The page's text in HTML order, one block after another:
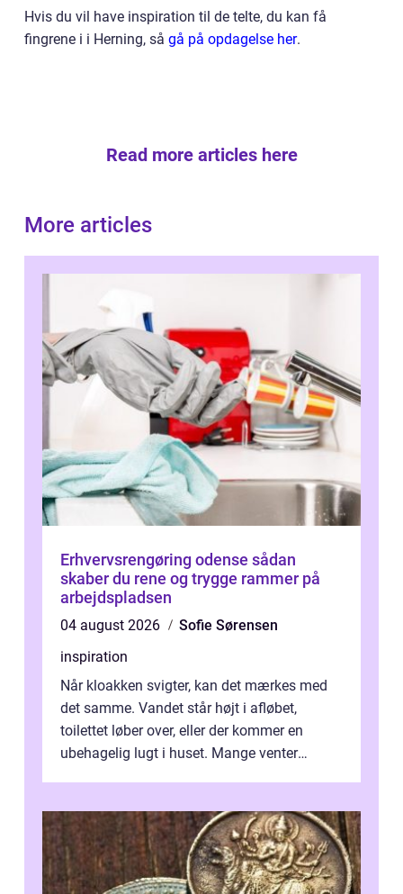
Hvis du vil have inspiration til de telte, du kan få
fingrene i i Herning, så gå på opdagelse her.
Read more articles here
More articles
Erhvervsrengøring odense sådan
skaber du rene og trygge rammer på
arbejdspladsen
04 august 2026
Sofie Sørensen
inspiration
Når kloakken svigter, kan det mærkes med
det samme. Vandet står højt i afløbet,
toilettet løber over, eller der kommer en
ubehagelig lugt i huset. Mange venter